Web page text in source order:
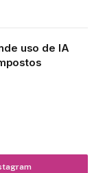
uso de IA